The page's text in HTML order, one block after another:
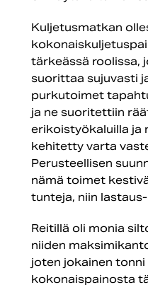
Kuljetusmatkan
tärkeässä roolissa,
suorittaa sujuvasti
purkutoimet
ja ne suoritettiin
erikoistyökaluilla ja
kehitetty varta
Perusteellisen
nämä toimet
tunteja, niin
Reitillä oli monia
niiden
joten jokainen
kokonaispainosta